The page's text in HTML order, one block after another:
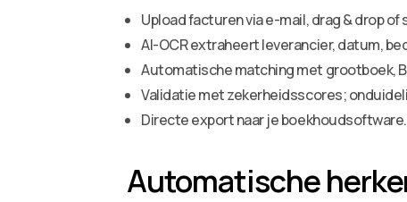
Upload facturen via e-mail, drag & drop of
AI-OCR extraheert leverancier, datum,
Automatische matching met grootboek,
Validatie met zekerheidsscores;
Directe export naar je boekhoudsoftware.
Automatische